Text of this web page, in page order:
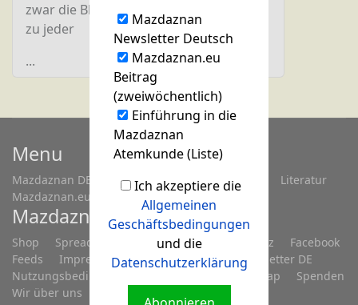
Mazdaznan
Newsletter Deutsch
Mazdaznan.eu
Beitrag
(zweiwöchentlich)
Einführung in die
Mazdaznan
Atemkunde (Liste)
Ich akzeptiere die
Allgemeinen
Geschäftsbedingungen
und die
Datenschutzerklärung
zwar die Blätter und die Blüten, 2 oder 3
zu jeder
...
Menu
Mazdaznan DE Fragen... Treffen/Seminare
Literatur
Mazdaznan.eu
Mazdaznan.eu
Shop Spreadshop Anmelden Datenschutz
Facebook
Feeds
Impressum Kontakt Links
Newsletter DE
Nutzungsbedingungen
Sitemap
Spenden
Wir über uns